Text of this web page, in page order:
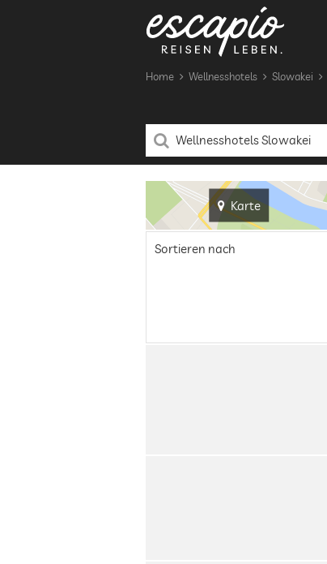
Home Wellnesshotels Slowakei
Karte
Sortieren nach